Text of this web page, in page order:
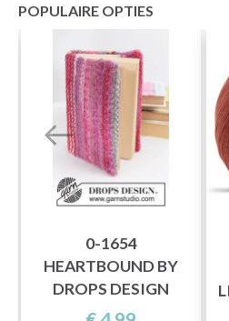
POPULAIRE OPTIES
0-1654
HEARTBOUND BY
DROPS DESIGN